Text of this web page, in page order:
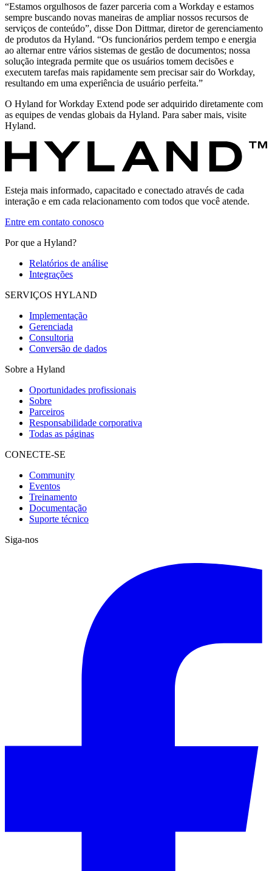
“Estamos orgulhosos de fazer parceria com a Workday e estamos
sempre buscando novas maneiras de ampliar nossos recursos de
serviços de conteúdo”, disse Don Dittmar, diretor de gerenciamento
de produtos da Hyland. “Os funcionários perdem tempo e energia
ao alternar entre vários sistemas de gestão de documentos; nossa
solução integrada permite que os usuários tomem decisões e
executem tarefas mais rapidamente sem precisar sair do Workday,
resultando em uma experiência de usuário perfeita.”
O Hyland for Workday Extend pode ser adquirido diretamente com
as equipes de vendas globais da Hyland. Para saber mais, visite
Hyland.
Esteja mais informado, capacitado e conectado através de cada
interação e em cada relacionamento com todos que você atende.
Entre em contato conosco
Por que a Hyland?
Relatórios de análise
Integrações
SERVIÇOS HYLAND
Implementação
Gerenciada
Consultoria
Conversão de dados
Sobre a Hyland
Oportunidades profissionais
Sobre
Parceiros
Responsabilidade corporativa
Todas as páginas
CONECTE-SE
Community
Eventos
Treinamento
Documentação
Suporte técnico
Siga-nos